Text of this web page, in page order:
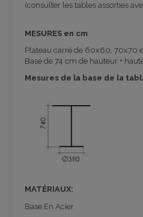
(consulter les tables assorties
MESURES en cm
Plateau carré de 60x60, 70x70
Base de 74 cm de hauteur +
Mesures de la base de la
MATÉRIAUX:
Base En Acier